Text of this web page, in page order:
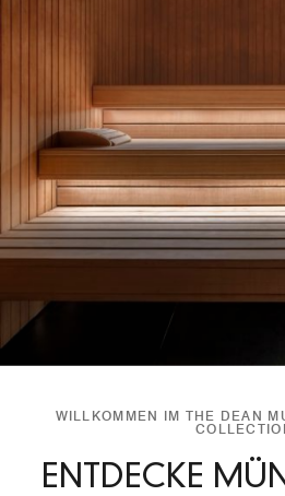
WILLKOMMEN IM THE DEAN
ENTDECKE